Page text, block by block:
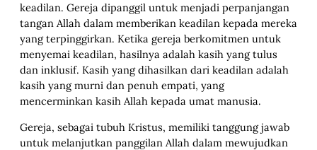
keadilan. Gereja dipanggil untuk menjadi perpanjangan
tangan Allah dalam memberikan keadilan kepada mereka
yang terpinggirkan. Ketika gereja berkomitmen untuk
menyemai keadilan, hasilnya adalah kasih yang tulus
dan inklusif. Kasih yang dihasilkan dari keadilan adalah
kasih yang murni dan penuh empati, yang
mencerminkan kasih Allah kepada umat manusia.
Gereja, sebagai tubuh Kristus, memiliki tanggung jawab
untuk melanjutkan panggilan Allah dalam mewujudkan